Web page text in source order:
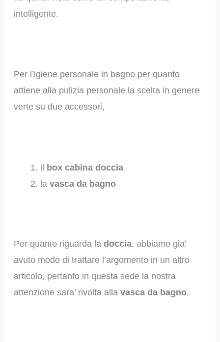
intelligente.
Per l’igiene personale in bagno per quanto
attiene alla pulizia personale la scelta in genere
verte su due accessori,
il box cabina doccia
la vasca da bagno
Per quanto riguarda la doccia, abbiamo gia’
avuto modo di trattare l’argomento in un altro
articolo, pertanto in questa sede la nostra
attenzione sara’ rivolta alla vasca da bagno.